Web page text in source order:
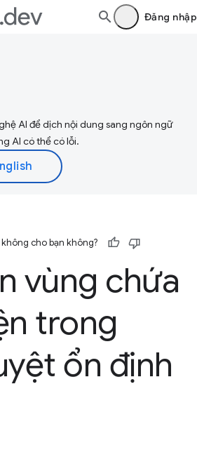
Đăng nhập
AI để dịch nội dung sang ngôn ngữ
AI có thể có lỗi.
cho bạn không?
vùng chứa
trong
ổn định